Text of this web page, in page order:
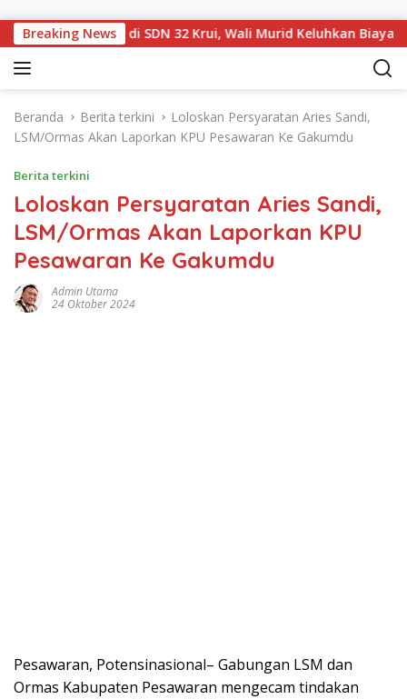
Breaking News
Rapor di SDN 32 Krui, Wali Murid Keluhkan Biaya
Beranda Berita terkini
Loloskan Persyaratan Aries Sandi,
LSM/Ormas Akan Laporkan KPU Pesawaran Ke Gakumdu
Berita terkini
Loloskan Persyaratan Aries Sandi,
LSM/Ormas Akan Laporkan KPU
Pesawaran Ke Gakumdu
Admin Utama
24 Oktober 2024
Pesawaran, Potensinasional– Gabungan LSM dan
Ormas Kabupaten Pesawaran mengecam tindakan